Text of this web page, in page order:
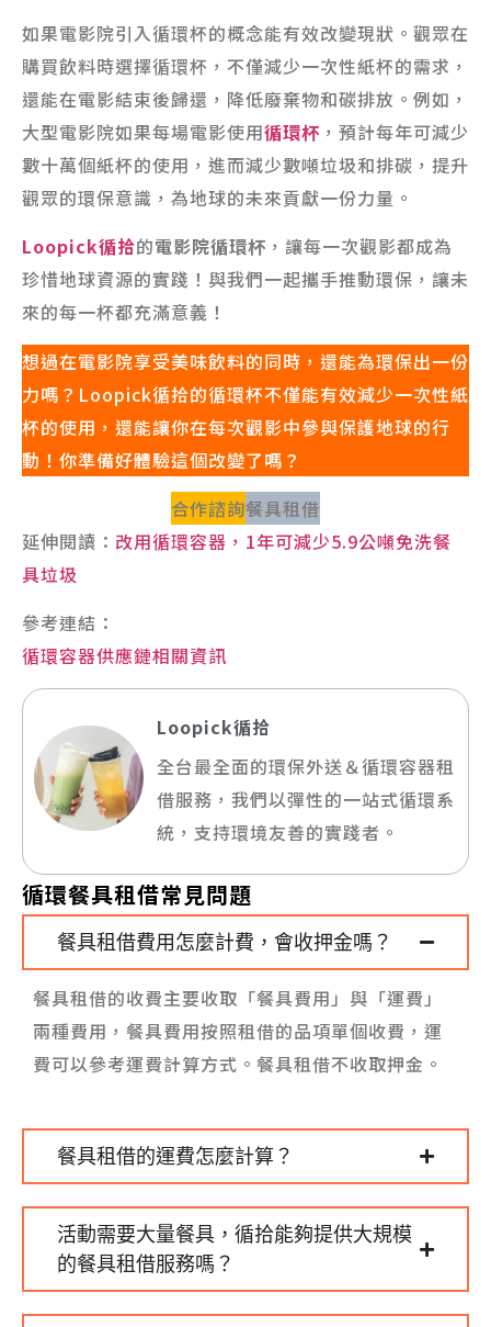
如果電影院引入循環杯的概念能有效改變現狀。觀眾在
購買飲料時選擇循環杯，不僅減少一次性紙杯的需求，
還能在電影結束後歸還，降低廢棄物和碳排放。例如，
大型電影院如果每場電影使用循環杯 ，預計每年可減少
數十萬個紙杯的使用，進而減少數噸垃圾和排碳，提升
觀眾的環保意識，為地球的未來貢獻一份力量。
Loopick循拾的電影院循環杯 ，讓每一次觀影都成為
珍惜地球資源的實踐！與我們一起攜手推動環保，讓未
來的每一杯都充滿意義！
想過在電影院享受美味飲料的同時，還能為環保出一份
力嗎？Loopick循拾的循環杯不僅能有效減少一次性紙
杯的使用，還能讓你在每次觀影中參與保護地球的行
動！你準備好體驗這個改變了嗎？
合作諮詢餐具租借
延伸閱讀： 改用循環容器，1年可減少5.9公噸免洗餐
具垃圾
參考連結：
循環容器供應鏈相關資訊
Loopick循拾
全台最全面的環保外送＆循環容器租
借服務，我們以彈性的一站式循環系
統，支持環境友善的實踐者。
循環餐具租借常見問題
餐具租借費用怎麼計費，會收押金嗎？
餐具租借的收費主要收取「餐具費用」與「運費」
兩種費用，餐具費用按照租借的品項單個收費，運
費可以參考運費計算方式。餐具租借不收取押金。
餐具租借的運費怎麼計算？
活動需要大量餐具，循拾能夠提供大規模
的餐具租借服務嗎？